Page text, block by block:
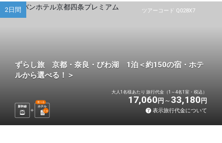
ツアーコード Q028X7
2日間
ずらし旅 京都・奈良・びわ湖 1泊＜約150の宿・ホテ
ルから選べる！＞
新幹線 ホテル
選べる
1 泊
大人1名様あたり 旅行代金（1～4名1室・税込）
17,060 円 33,180 円
表示旅行代金について